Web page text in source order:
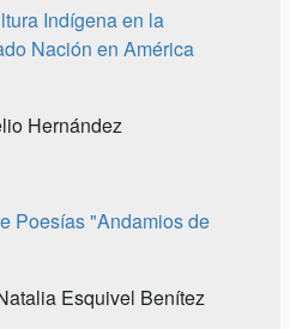
Indígena en la
Nación en América
Hernández
Poesías "Andamios de
Esquivel Benítez